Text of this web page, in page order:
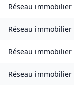
Réseau immobilier
Réseau immobilier
Réseau immobilier
Réseau immobilier